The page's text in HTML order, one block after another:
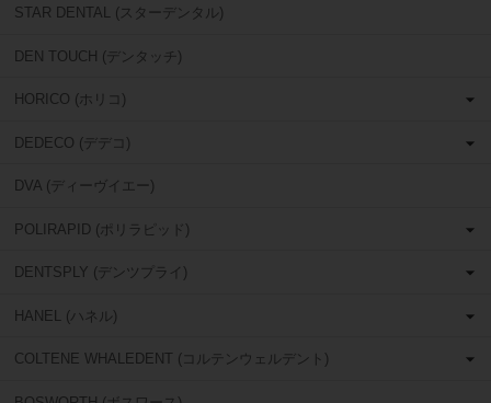
STAR DENTAL (スターデンタル)
DEN TOUCH (デンタッチ)
HORICO (ホリコ)
DEDECO (デデコ)
DVA (ディーヴイエー)
POLIRAPID (ポリラピッド)
DENTSPLY (デンツプライ)
HANEL (ハネル)
COLTENE WHALEDENT (コルテンウェルデント)